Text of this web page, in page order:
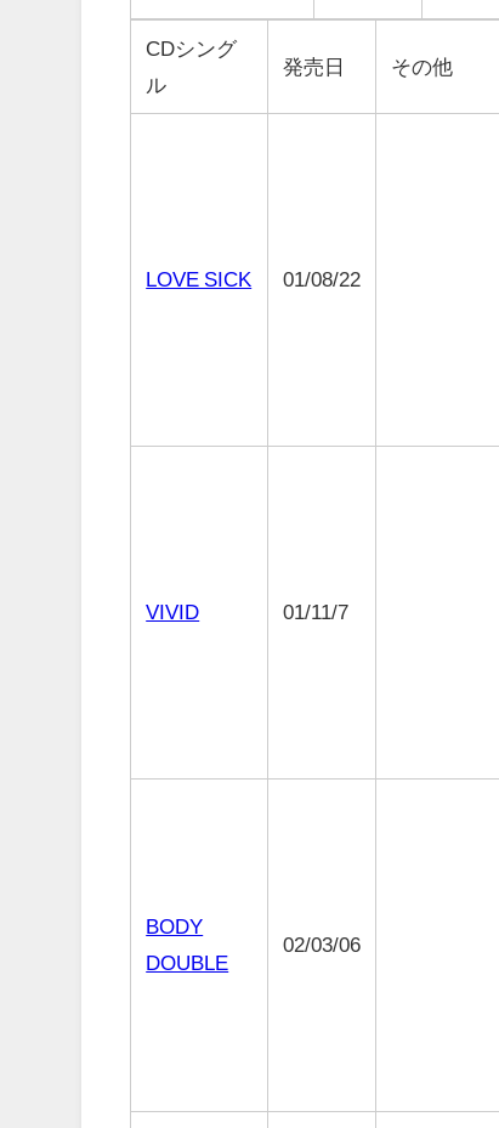
CDシング
ル
発売日 その他
LOVE SICK 01/08/22
VIVID 01/11/7
BODY
DOUBLE
02/03/06